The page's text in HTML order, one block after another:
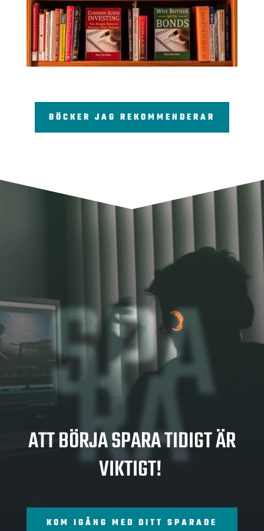
BÖCKER JAG REKOMMENDERAR
SPA
RA
ATT BÖRJA SPARA TIDIGT ÄR
VIKTIGT!
KOM IGÅNG MED DITT SPARADE